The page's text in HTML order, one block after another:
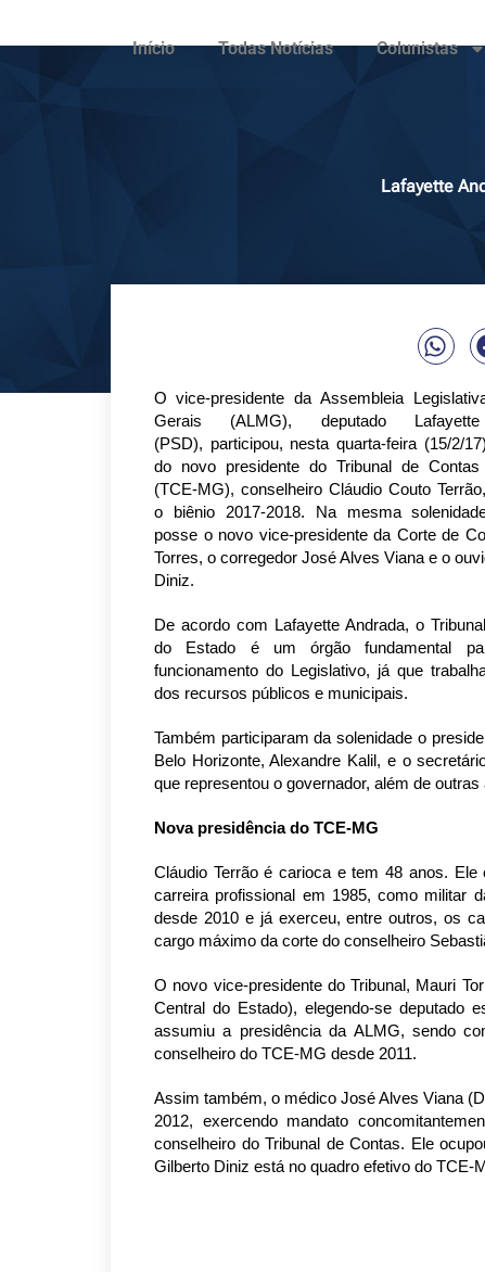
Início Todas Notícias Colunistas
Lafayette
Ovice-presidente daAssembleia
Gerais (ALMG), deputado
(PSD), participou, nesta quarta-feira (15/2/
do novo presidente do Tribunal de
(TCE-MG), conselheiro Cláudio Couto
o biênio 2017-2018. Na mesma
posse o novo vice-presidente da Corte de
Torres, o corregedor José Alves Viana e o
Diniz.
De acordo com Lafayette Andrada, o
do Estado é um órgão fundamental
funcionamento do Legislativo, já que
dos recursos públicos e municipais.
Também participaram da solenidade o
Belo Horizonte, Alexandre Kalil, e o
que representou o governador, além de
Nova presidência do TCE-MG
Cláudio Terrão é carioca e tem 48 anos.
carreira profissional em 1985, como militar
desde 2010 e já exerceu, entre outros, os
cargo máximo da corte do conselheiro
O novo vice-presidente do Tribunal, Mauri
Central do Estado), elegendo-se deputado
assumiu a presidência da ALMG, sendo
conselheiro do TCE-MG desde 2011.
Assim também, o médico José Alves Viana
2012, exercendo mandato
conselheiro do Tribunal de Contas. Ele
Gilberto Diniz está no quadro efetivo do TCE-